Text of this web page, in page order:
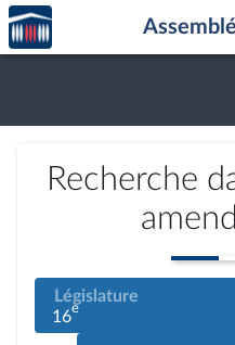
Aller au contenu
Aller en bas de la page
Accèder
à la
page
Recherche
Législature
16e